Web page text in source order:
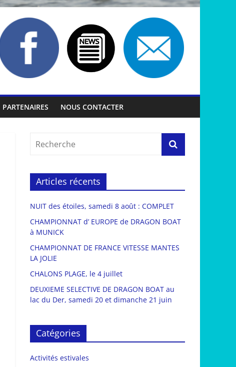
PARTENAIRES NOUS CONTACTER
Articles récents
NUIT des étoiles, samedi 8 août : COMPLET
CHAMPIONNAT d’ EUROPE de DRAGON BOAT
à MUNICK
CHAMPIONNAT DE FRANCE VITESSE MANTES
LA JOLIE
CHALONS PLAGE, le 4 juillet
DEUXIEME SELECTIVE DE DRAGON BOAT au
lac du Der, samedi 20 et dimanche 21 juin
Catégories
Activités estivales